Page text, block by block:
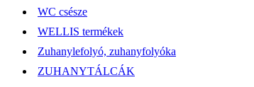
WC csésze
WELLIS termékek
Zuhanylefolyó, zuhanyfolyóka
ZUHANYTÁLCÁK